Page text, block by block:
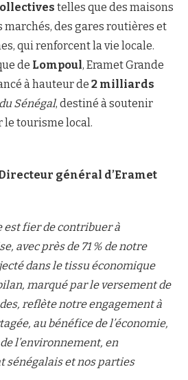
telles que des maisons
des gares routières et
qui renforcent la vie locale.
de Lompoul, Eramet Grande
à hauteur de 2 milliards
Sénégal, destiné à soutenir
le tourisme local.
général d’Eramet
est fier de contribuer à
avec près de 71 % de notre
dans le tissu économique
marqué par le versement de
reflète notre engagement à
au bénéfice de l’économie,
l’environnement, en
sénégalais et nos parties